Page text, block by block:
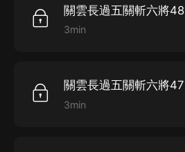
關雲長過五關斬六將48
3min
關雲長過五關斬六將47
3min